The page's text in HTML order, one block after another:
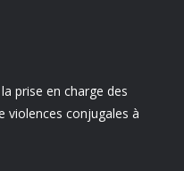
prise en charge des
violences conjugales à